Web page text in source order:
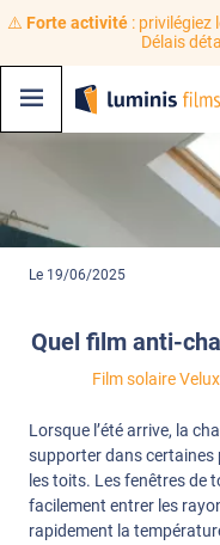
⚠️ Forte activité: privilégiez
Délais
Le 19/06/2025
Quel film anti-
Film solaire
Lorsque l’été arrive, la
supporter dans certaines
les toits. Les fenêtres de
facilement entrer les
rapidement la